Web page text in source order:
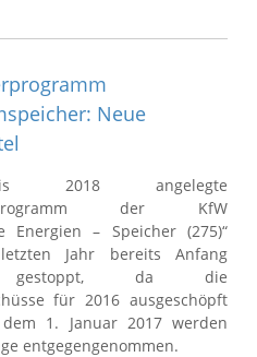
Neue
2018 angelegte
der KfW
Energien – Speicher (275)“
Jahr bereits Anfang
gestoppt, da die
für 2016 ausgeschöpft
1. Januar 2017 werden
entgegengenommen.